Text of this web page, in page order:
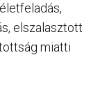
elszalasztott
miatti